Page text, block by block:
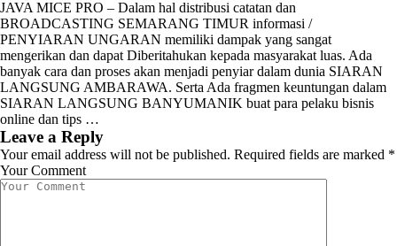
JAVA MICE PRO – Dalam hal distribusi catatan dan
BROADCASTING SEMARANG TIMUR informasi /
PENYIARAN UNGARAN memiliki dampak yang sangat
mengerikan dan dapat Diberitahukan kepada masyarakat luas. Ada
banyak cara dan proses akan menjadi penyiar dalam dunia SIARAN
LANGSUNG AMBARAWA. Serta Ada fragmen keuntungan dalam
SIARAN LANGSUNG BANYUMANIK buat para pelaku bisnis
online dan tips …
Leave a Reply
Your email address will not be published. Required fields are marked *
Your Comment